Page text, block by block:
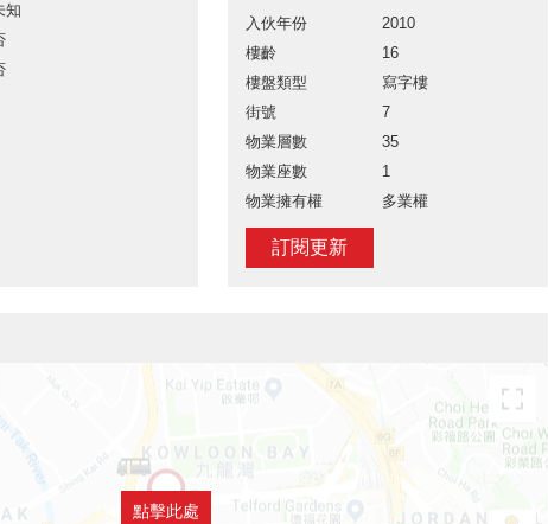
知
入伙年份
2010
樓齡
16
樓盤類型
寫字樓
街號
7
物業層數
35
物業座數
1
物業擁有權
多業權
訂閱更新
點擊此處